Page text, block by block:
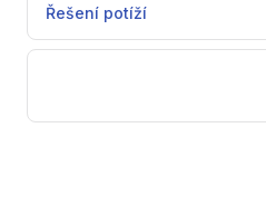
Řešení potíží